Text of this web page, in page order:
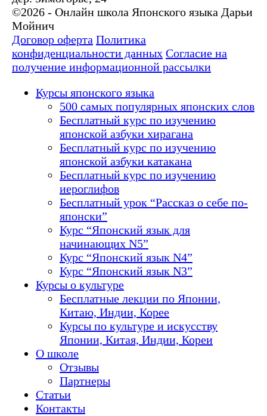
©2026 - Онлайн школа Японского языка Дарьи
Мойнич
Договор оферта Политика
конфиденциальности данных Согласие на
получение информационной рассылки
Курсы японского языка
500 самых популярных японских слов
Бесплатный курс по изучению
японской азбуки хирагана
Бесплатный курс по изучению
японской азбуки катакана
Бесплатный курс по изучению
иероглифов
Бесплатный урок “Рассказ о себе по-
японски”
Курс “Японский язык для
начинающих N5”
Курс “Японский язык N4”
Курс “Японский язык N3”
Курсы о культуре
Бесплатные лекции по Японии,
Китаю, Индии, Корее
Курсы по культуре и искусству
Японии, Китая, Индии, Кореи
О школе
Отзывы
Партнеры
Статьи
Контакты